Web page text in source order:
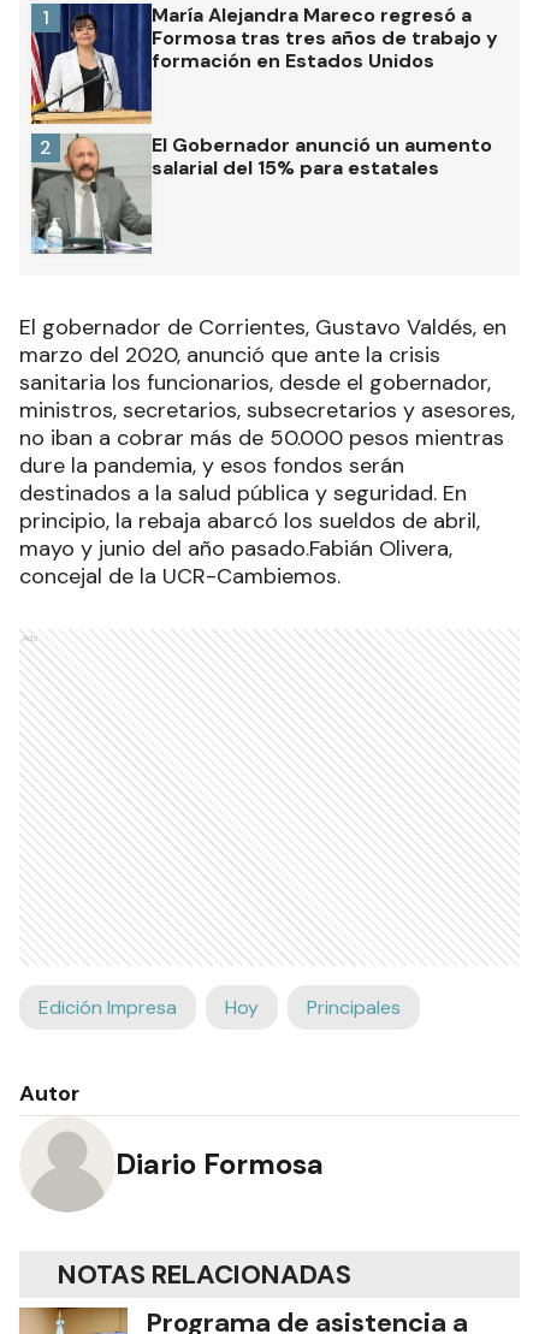
María Alejandra Mareco regresó a
Formosa tras tres años de trabajo y
formación en Estados Unidos
1
El Gobernador anunció un aumento
salarial del 15% para estatales
2
El gobernador de Corrientes, Gustavo Valdés, en
marzo del 2020, anunció que ante la crisis
sanitaria los funcionarios, desde el gobernador,
ministros, secretarios, subsecretarios y asesores,
no iban a cobrar más de 50.000 pesos mientras
dure la pandemia, y esos fondos serán
destinados a la salud pública y seguridad. En
principio, la rebaja abarcó los sueldos de abril,
mayo y junio del año pasado.Fabián Olivera,
concejal de la UCR-Cambiemos.
Ads
Edición Impresa Hoy Principales
Autor
Diario Formosa
NOTAS RELACIONADAS
Programa de asistencia a